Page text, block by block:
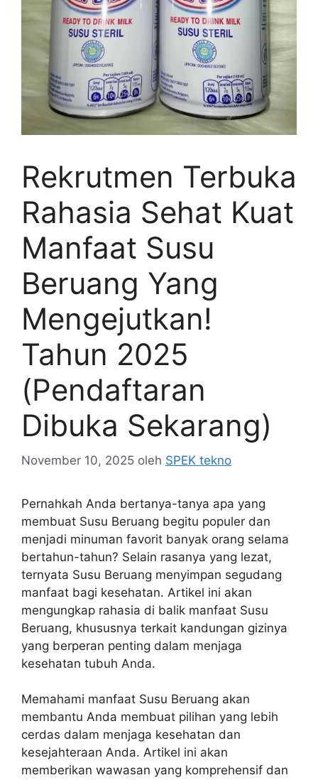
Rekrutmen Terbuka
Rahasia Sehat Kuat
Manfaat Susu
Beruang Yang
Mengejutkan!
Tahun 2025
(Pendaftaran
Dibuka Sekarang)
November 10, 2025 oleh SPEK tekno
Pernahkah Anda bertanya-tanya apa yang
membuat Susu Beruang begitu populer dan
menjadi minuman favorit banyak orang selama
bertahun-tahun? Selain rasanya yang lezat,
ternyata Susu Beruang menyimpan segudang
manfaat bagi kesehatan. Artikel ini akan
mengungkap rahasia di balik manfaat Susu
Beruang, khususnya terkait kandungan gizinya
yang berperan penting dalam menjaga
kesehatan tubuh Anda.
Memahami manfaat Susu Beruang akan
membantu Anda membuat pilihan yang lebih
cerdas dalam menjaga kesehatan dan
kesejahteraan Anda. Artikel ini akan
memberikan wawasan yang komprehensif dan